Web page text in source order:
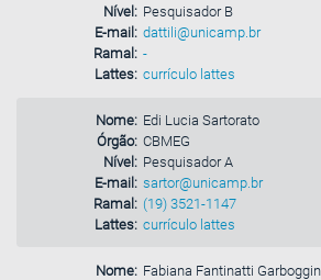
Nível: Pesquisador B
E-mail: dattili@unicamp.br
Ramal: -
Lattes: currículo lattes
Nome: Edi Lucia Sartorato
Órgão: CBMEG
Nível: Pesquisador A
E-mail: sartor@unicamp.br
Ramal: (19) 3521-1147
Lattes: currículo lattes
Nome: Fabiana Fantinatti